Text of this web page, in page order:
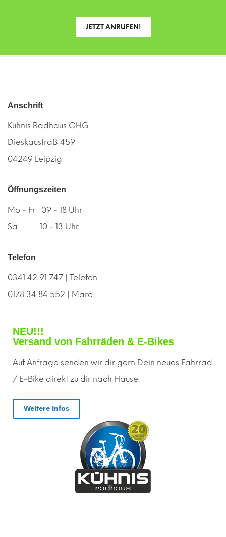
JETZT ANRUFEN!
Anschrift
Kühnis Radhaus OHG
Dieskaustraß 459
04249 Leipzig
Öffnungszeiten
Mo - Fr 09 - 18 Uhr
Sa 10 - 13 Uhr
Telefon
0341 42 91 747 | Telefon
0178 34 84 552 | Marc
NEU!!!
Versand von Fahrräden & E-Bikes
Auf Anfrage senden wir dir gern Dein neues Fahrrad
/ E-Bike direkt zu dir nach Hause.
Weitere Infos